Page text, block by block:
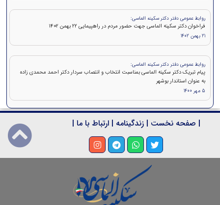
روابط عمومی دفتر دکتر سکینه الماسی:
فراخوان دکتر سکینه الماسی جهت حضور مردم در راهپیمایی ۲۲ بهمن 1402
21 بهمن 1402
روابط عمومی دفتر دکتر سکینه الماسی:
پیام تبریک دکتر سکینه الماسی بمناسبت انتخاب و انتصاب سردار دکتر احمد محمدی زاده
به عنوان استاندار بوشهر
5 مهر 1400
| صفحه نخست | زندگینامه | ارتباط با ما |